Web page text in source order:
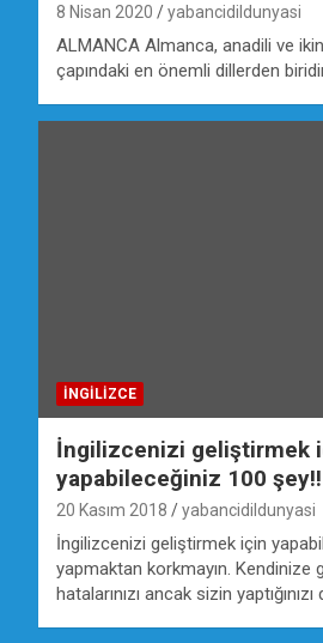
8 Nisan 2020 yabancidildunyasi
ALMANCA Almanca, anadili ve
çapındaki en önemli dillerden
İNGILIZCE
İngilizcenizi geliştirmek
yapabileceğiniz 100 şey!!
20 Kasım 2018 yabancidildunyasi
İngilizcenizi geliştirmek için
yapmaktan korkmayın. Kendinize
hatalarınızı ancak sizin